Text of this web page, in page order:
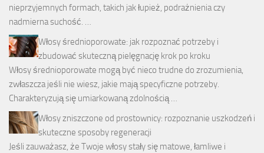
nieprzyjemnych formach, takich jak łupież, podrażnienia czy
nadmierna suchość. …
Włosy średnioporowate: jak rozpoznać potrzeby i
zbudować skuteczną pielęgnację krok po kroku
Włosy średnioporowate mogą być nieco trudne do zrozumienia,
zwłaszcza jeśli nie wiesz, jakie mają specyficzne potrzeby.
Charakteryzują się umiarkowaną zdolnością …
Włosy zniszczone od prostownicy: rozpoznanie uszkodzeń i
skuteczne sposoby regeneracji
Jeśli zauważasz, że Twoje włosy stały się matowe, łamliwe i